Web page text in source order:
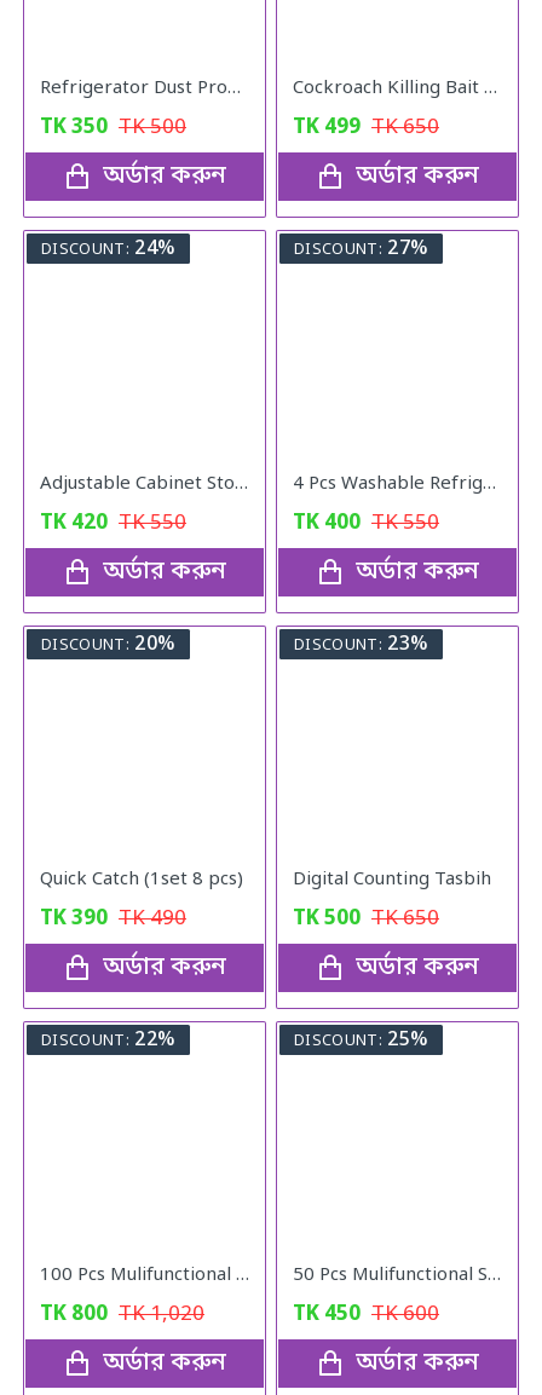
Refrigerator Dust Proof Cover
TK350 TK500
অর্ডার করুন
Cockroach Killing Bait Powder (5 pcs)
TK 499 TK650
অর্ডার করুন
DISCOUNT: 24%
Adjustable Cabinet Storage Divider (6pcs)
TK 420 TK550
অর্ডার করুন
DISCOUNT: 27%
4 Pcs Washable Refrigerator Mats
TK 400 TK550
অর্ডার করুন
DISCOUNT: 20%
Quick Catch (1set 8 pcs)
TK390 TK490
অর্ডার করুন
DISCOUNT: 23%
Digital Counting Tasbih
TK500 TK650
অর্ডার করুন
DISCOUNT: 22%
100 Pcs Mulifunctional Sunshade Net Fixing Clip
TK 800 TK1,020
অর্ডার করুন
DISCOUNT: 25%
50 Pcs Mulifunctional Sunshade Net Fixing Clip
TK 450 TK600
অর্ডার করুন